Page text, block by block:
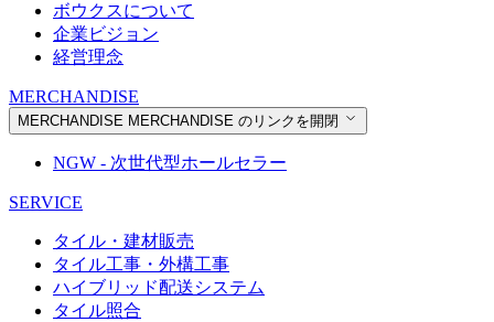
ボウクスについて
企業ビジョン
経営理念
MERCHANDISE
MERCHANDISE MERCHANDISE のリンクを開閉
NGW - 次世代型ホールセラー
SERVICE
タイル・建材販売
タイル工事・外構工事
ハイブリッド配送システム
タイル照合